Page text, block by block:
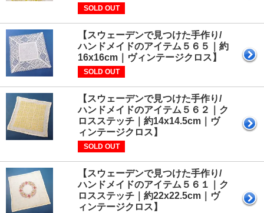
SOLD OUT
【スウェーデンで見つけた手作り/
ハンドメイドのアイテム５６５｜約
16x16cm｜ヴィンテージクロス】
SOLD OUT
【スウェーデンで見つけた手作り/
ハンドメイドのアイテム５６２｜ク
ロスステッチ｜約14x14.5cm｜ヴ
ィンテージクロス】
SOLD OUT
【スウェーデンで見つけた手作り/
ハンドメイドのアイテム５６１｜ク
ロスステッチ｜約22x22.5cm｜ヴ
ィンテージクロス】